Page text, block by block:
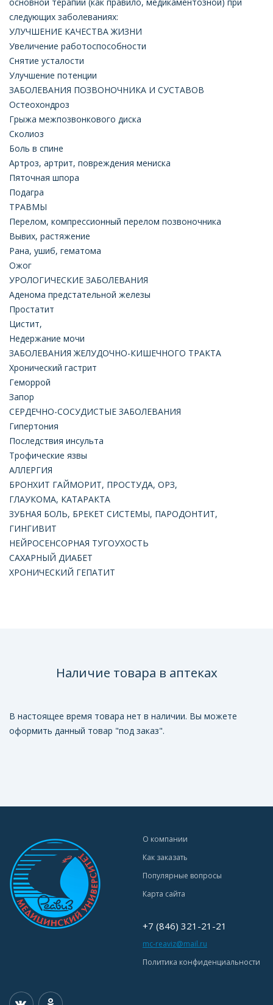
следующих заболеваниях:
УЛУЧШЕНИЕ КАЧЕСТВА ЖИЗНИ
Увеличение работоспособности
Снятие усталости
Улучшение потенции
ЗАБОЛЕВАНИЯ ПОЗВОНОЧНИКА И СУСТАВОВ
Остеохондроз
Грыжа межпозвонкового диска
Сколиоз
Боль в спине
Артроз, артрит, повреждения мениска
Пяточная шпора
Подагра
ТРАВМЫ
Перелом, компрессионный перелом позвоночника
Вывих, растяжение
Рана, ушиб, гематома
Ожог
УРОЛОГИЧЕСКИЕ ЗАБОЛЕВАНИЯ
Аденома предстательной железы
Простатит
Цистит,
Недержание мочи
ЗАБОЛЕВАНИЯ ЖЕЛУДОЧНО-КИШЕЧНОГО ТРАКТА
Хронический гастрит
Геморрой
Запор
СЕРДЕЧНО-СОСУДИСТЫЕ ЗАБОЛЕВАНИЯ
Гипертония
Последствия инсульта
Трофические язвы
АЛЛЕРГИЯ
БРОНХИТ ГАЙМОРИТ, ПРОСТУДА, ОРЗ,
ГЛАУКОМА, КАТАРАКТА
ЗУБНАЯ БОЛЬ, БРЕКЕТ СИСТЕМЫ, ПАРОДОНТИТ,
ГИНГИВИТ
НЕЙРОСЕНСОРНАЯ ТУГОУХОСТЬ
САХАРНЫЙ ДИАБЕТ
ХРОНИЧЕСКИЙ ГЕПАТИТ
Наличие товара в аптеках
В настоящее время товара нет в наличии. Вы можете
оформить данный товар "под заказ".
О компании
Как заказать
Популярные вопросы
Карта сайта
+7 (846) 321-21-21
mc-reaviz@mail.ru
Политика конфиденциальности